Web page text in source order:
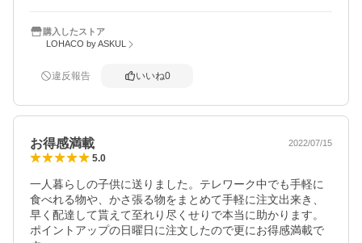
購入したストア
LOHACO by ASKUL
違反報告 いいね0
お得感満載 2022/07/15
5.0
一人暮らしの子供に送りました。テレワーク中でも手軽に
食べれる物や、かさ張る物をまとめて手軽に注文出来き、
早く配達して貰えて至れり尽くせりで本当に助かります。
ポイントアップの日曜日に注文したので更にお得感満載で